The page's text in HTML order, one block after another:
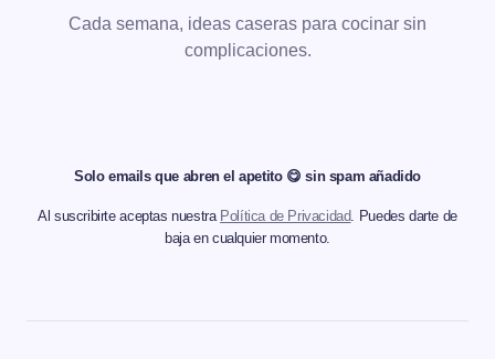
Cada semana, ideas caseras para cocinar sin
complicaciones.
Solo emails que abren el apetito 😋 sin spam añadido
Al suscribirte aceptas nuestra Política de Privacidad. Puedes darte de
baja en cualquier momento.